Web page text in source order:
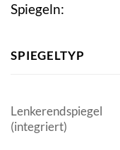
Spiegeln:
SPIEGELTYP
Lenkerendspiegel
(integriert)